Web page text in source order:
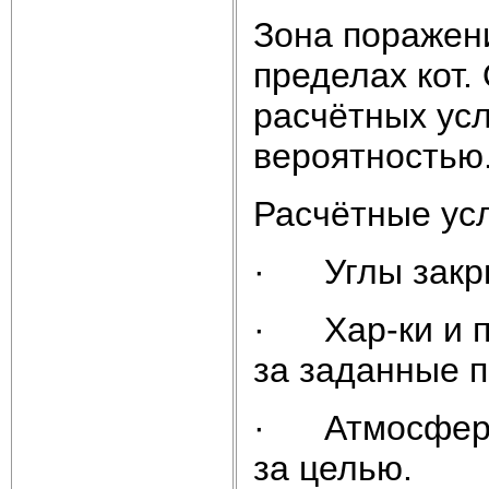
Зона
пределах
расчётных
Расчётные
· Углы
· Хар-ки и
за заданные
·
за целью.